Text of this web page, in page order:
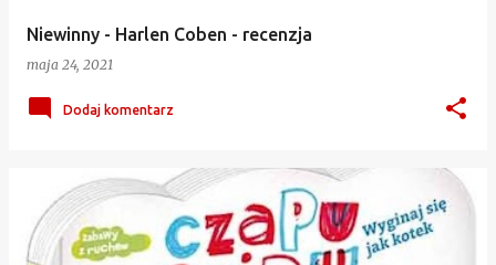
Niewinny - Harlen Coben - recenzja
maja 24, 2021
Dodaj komentarz